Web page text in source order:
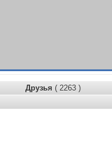
Друзья ( 2263 )